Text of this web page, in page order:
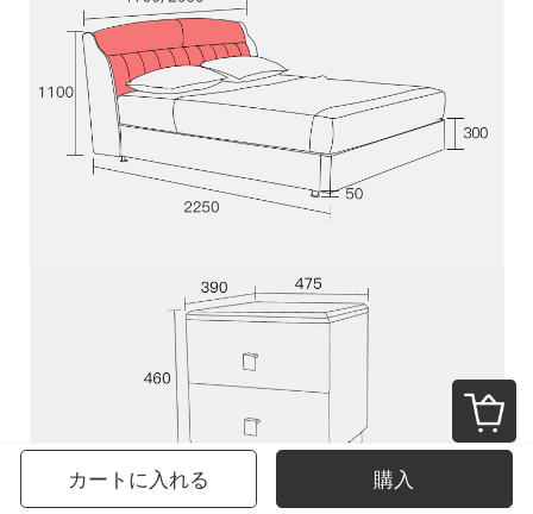
カートに入れる 購入